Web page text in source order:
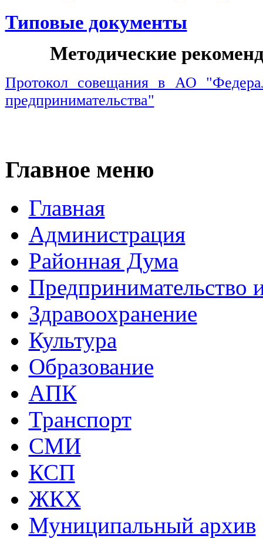
Типовые документы
Методические
Протокол совещания в АО
предпринимательства"
Главное меню
Главная
Администрация
Районная Дума
Предпринимательство
Здравоохранение
Культура
Образование
АПК
Транспорт
СМИ
КСП
ЖКХ
Муниципальный архив